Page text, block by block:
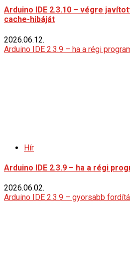
Arduino IDE 2.3.10 – végre
cache-hibáját
2026.06.12.
Arduino IDE 2.3.9 – ha a régi
Hír
Arduino IDE 2.3.9 – ha a régi
2026.06.02.
Arduino IDE 2.3.9 – gyorsabb